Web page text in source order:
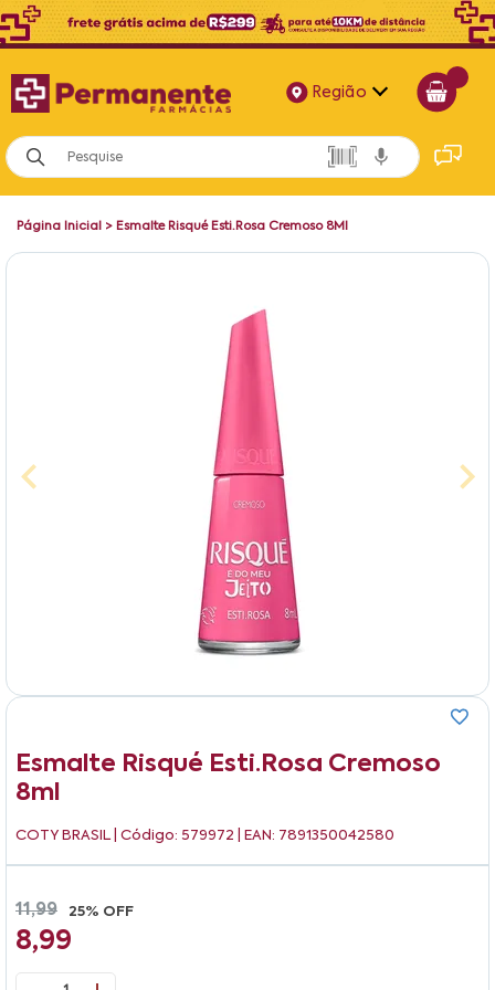
Região
Alagoas
Bahia
Página Inicial > Esmalte Risqué Esti.Rosa Cremoso 8Ml
Esmalte Risqué Esti.rosa Cremoso
8ml
COTY BRASIL | Código: 579972 | EAN: 7891350042580
11,99 25% OFF
8,99